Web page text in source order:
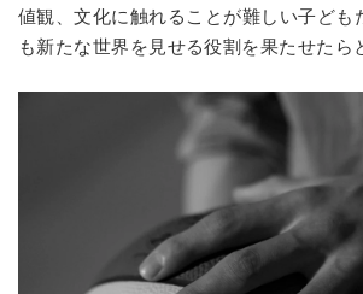
値観、文化に触れることが難しい子ども
も新たな世界を見せる役割を果たせたら